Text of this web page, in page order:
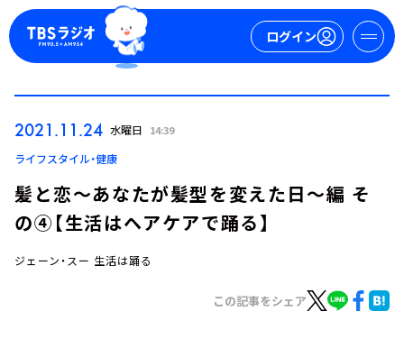
ログイン
ログイン
2021.11.24 水曜日 14:39
ライフスタイル・健康
髪と恋～あなたが髪型を変えた日～編 そ
の④【生活はヘアケアで踊る】
ジェーン・スー 生活は踊る
この記事をシェア